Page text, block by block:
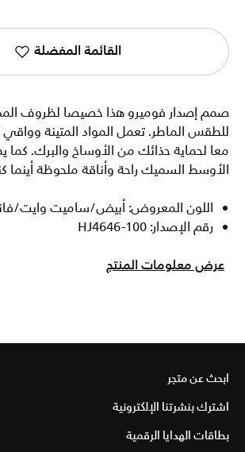
القائمة المفضلة
صمم إصدار فوميرو هذا خصيصا لظروف
للطقس الماطر. تعمل المواد المتينة
معا لحماية حذائك من الأوساخ والبرك. كما
الأوسط السميك راحة وأناقة ملحوظة أينما
اللون المعروض: أبيض/ساميت وايت/
رقم الإصدار: HJ4646-100
عرض معلومات المنتج
ابحث عن متجر
اشترك بنشرتنا الإلكترونية
بطاقات الهدايا الرقمية